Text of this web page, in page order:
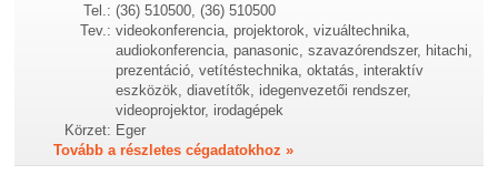
Tel.: (36) 510500, (36) 510500
Tev.: videokonferencia, projektorok, vizuáltechnika,
audiokonferencia, panasonic, szavazórendszer, hitachi,
prezentáció, vetítéstechnika, oktatás, interaktív
eszközök, diavetítők, idegenvezetői rendszer,
videoprojektor, irodagépek
Körzet: Eger
Tovább a részletes cégadatokhoz »